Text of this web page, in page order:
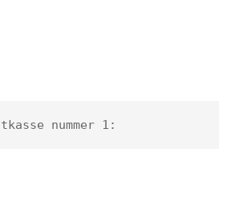
nummer 1: